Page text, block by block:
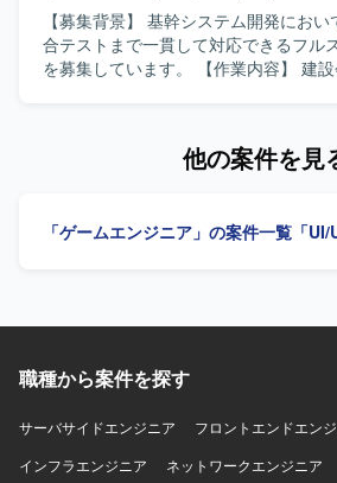
【募集背景】 基幹システム開発にお
合テストまで一貫して対応できるフル
を募集しています。 【作業内容】 建設会社向け基幹システ
ッチアップや技術向上に取り組める方
した開発経験を積むことができます。 【開発環境】 バック
他の案件を見
「ゲームエンジニア」の案件一覧 「
職種から案件を探す
サーバサイドエンジニア
フロントエンドエン
インフラエンジニア
ネットワークエンジニア